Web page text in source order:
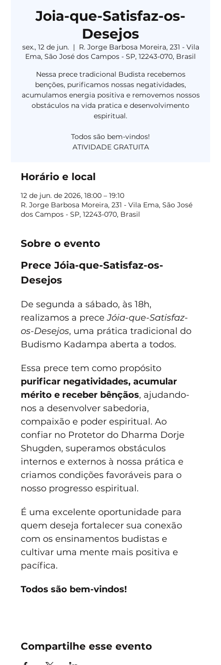
Joia-que-Satisfaz-os-
Desejos
sex., 12 de jun.
  |
R. Jorge Barbosa Moreira, 231 - Vila
Ema, São José dos Campos - SP, 12243-070, Brasil
Nessa prece tradicional Budista recebemos
benções, purificamos nossas negatividades,
acumulamos energia positiva e removemos nossos
obstáculos na vida pratica e desenvolvimento
espiritual.
Todos são bem-vindos!
ATIVIDADE GRATUITA
Horário e local
12 de jun. de 2026, 18:00 – 19:10
R. Jorge Barbosa Moreira, 231 - Vila Ema, São José
dos Campos - SP, 12243-070, Brasil
Sobre o evento
Prece Jóia-que-Satisfaz-os-
Desejos
De segunda a sábado, às 18h,
realizamos a prece Jóia-que-Satisfaz-
os-Desejos, uma prática tradicional do
Budismo Kadampa aberta a todos.
Essa prece tem como propósito
purificar negatividades, acumular
mérito e receber bênçãos, ajudando-
nos a desenvolver sabedoria,
compaixão e poder espiritual. Ao
confiar no Protetor do Dharma Dorje
Shugden, superamos obstáculos
internos e externos à nossa prática e
criamos condições favoráveis para o
nosso progresso espiritual.
É uma excelente oportunidade para
quem deseja fortalecer sua conexão
com os ensinamentos budistas e
cultivar uma mente mais positiva e
pacífica.
Todos são bem-vindos!
Compartilhe esse evento